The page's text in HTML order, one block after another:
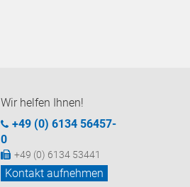
Wir helfen Ihnen!
+49 (0) 6134 56457-
0
+49 (0) 6134 53441
Kontakt aufnehmen